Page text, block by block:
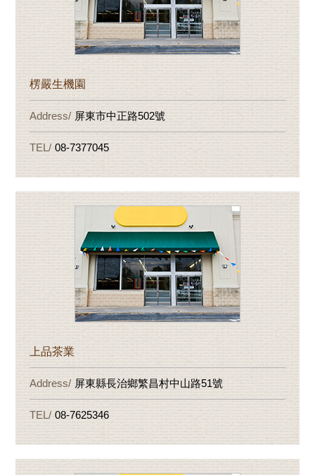
楞嚴生機園
屏東市中正路502號
08-7377045
上品茶業
屏東縣長治鄉繁昌村中山路51號
08-7625346